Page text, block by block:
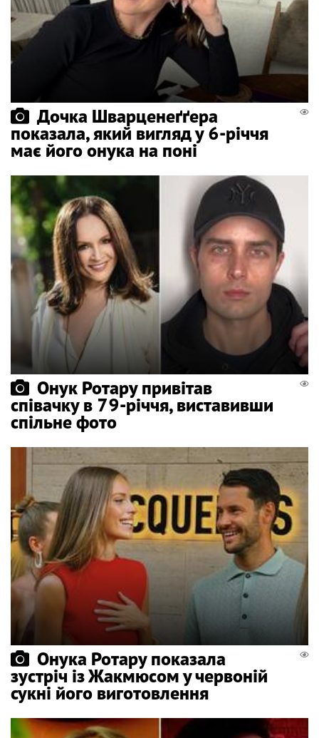
Дочка Шварценеґґера
показала, який вигляд у 6-річчя
має його онука на поні
Онук Ротару привітав
співачку в 79-річчя, виставивши
спільне фото
Онука Ротару показала
зустріч із Жакмюсом у червоній
сукні його виготовлення